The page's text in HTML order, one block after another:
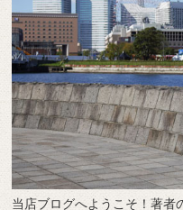
当店ブログへようこそ！著者